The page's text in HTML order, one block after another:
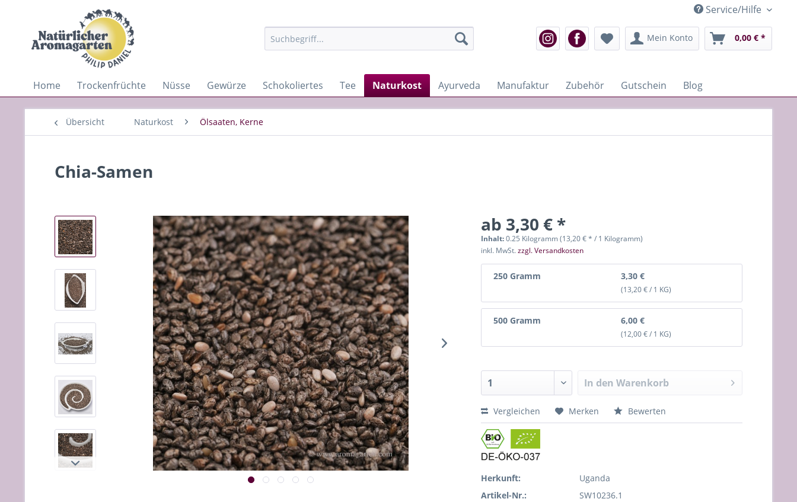
Service/Hilfe
Mein Konto 0,00 € *
Home Trockenfrüchte Nüsse Gewürze Schokoliertes Tee Naturkost Ayurveda Manufaktur Zubehör Gutschein Blog
Übersicht Naturkost Ölsaaten, Kerne
Chia-Samen
ab 3,30 € *
Inhalt:0.25 Kilogramm (13,20 € * / 1 Kilogramm)
inkl. MwSt.zzgl. Versandkosten
250 Gramm 3,30 €
(13,20 € / 1 KG)
500 Gramm 6,00 €
(12,00 € / 1 KG)
In den Warenkorb
Vergleichen Merken Bewerten
Herkunft:
Uganda
Artikel-Nr.:
SW10236.1